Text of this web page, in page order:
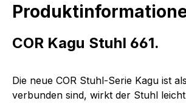
COR Kagu Stuhl 661.
Die neue COR Stuhl-Serie Kagu ist
verbunden sind, wirkt der Stuhl